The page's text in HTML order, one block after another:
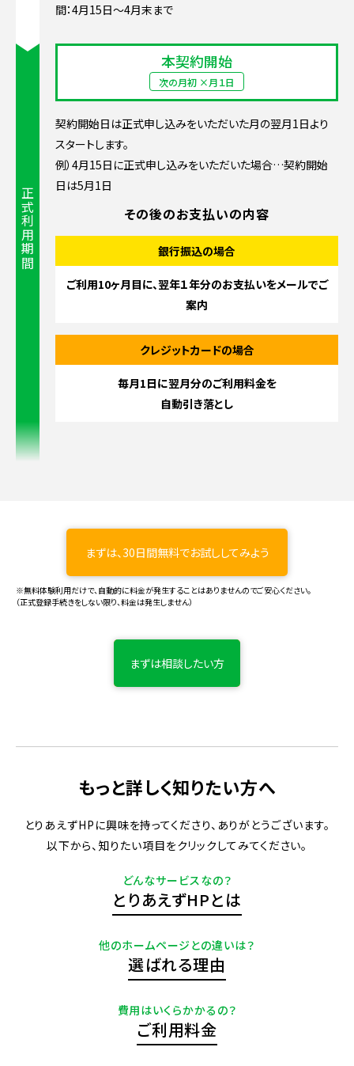
間：4月15日〜4月末まで
正式利用期間
本契約開始
次の月初 ×月１日
契約開始日は正式申し込みをいただいた月の翌月1日より
スタートします。
例）4月15日に正式申し込みをいただいた場合…契約開始
日は5月1日
その後のお支払いの内容
銀行振込の場合
ご利用10ヶ月目に、翌年１年分のお支払いをメールでご
案内
クレジットカードの場合
毎月1日に翌月分のご利用料金を
自動引き落とし
まずは、30日間無料でお試ししてみよう
※無料体験利用だけで、自動的に料金が発生することはありませんのでご安心ください。
（正式登録手続きをしない限り、料金は発生しません）
まずは相談したい方
もっと詳しく知りたい方へ
とりあえずHPに興味を持ってくださり、ありがとうございます。
以下から、知りたい項目をクリックしてみてください。
どんなサービスなの？
とりあえずHPとは
他のホームページとの違いは？
選ばれる理由
費用はいくらかかるの？
ご利用料金